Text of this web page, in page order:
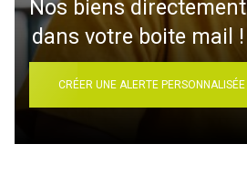
Nos biens directement
dans votre boite mail !
CRÉER UNE ALERTE PERSONNALISÉE